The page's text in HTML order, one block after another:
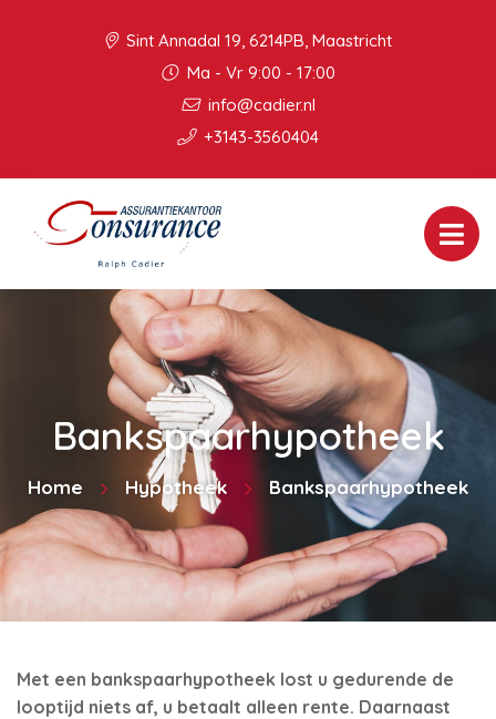
Sint Annadal 19, 6214PB, Maastricht
Ma - Vr 9:00 - 17:00
info@cadier.nl
+3143-3560404
Bankspaarhypotheek
Home Hypotheek Bankspaarhypotheek
Met een bankspaarhypotheek lost u gedurende de
looptijd niets af, u betaalt alleen rente. Daarnaast